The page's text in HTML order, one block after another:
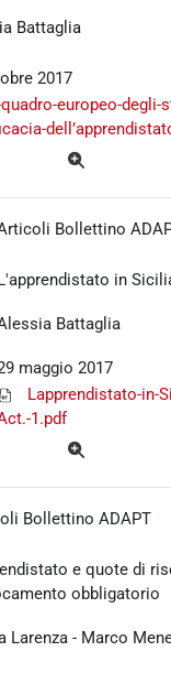
Battaglia
2017
europeo-degli-
Bollettino
in
Battaglia
maggio 2017
Lapprendistato-in-
1.pdf
Bollettino ADAPT
e quote di
obbligatorio
Larenza - Marco